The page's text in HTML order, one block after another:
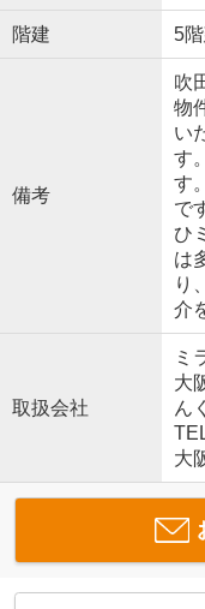
階建 5
備考
吹
物
い
す
す
で
ひ
は
り
介
取扱会社
ミ
大
ん
大